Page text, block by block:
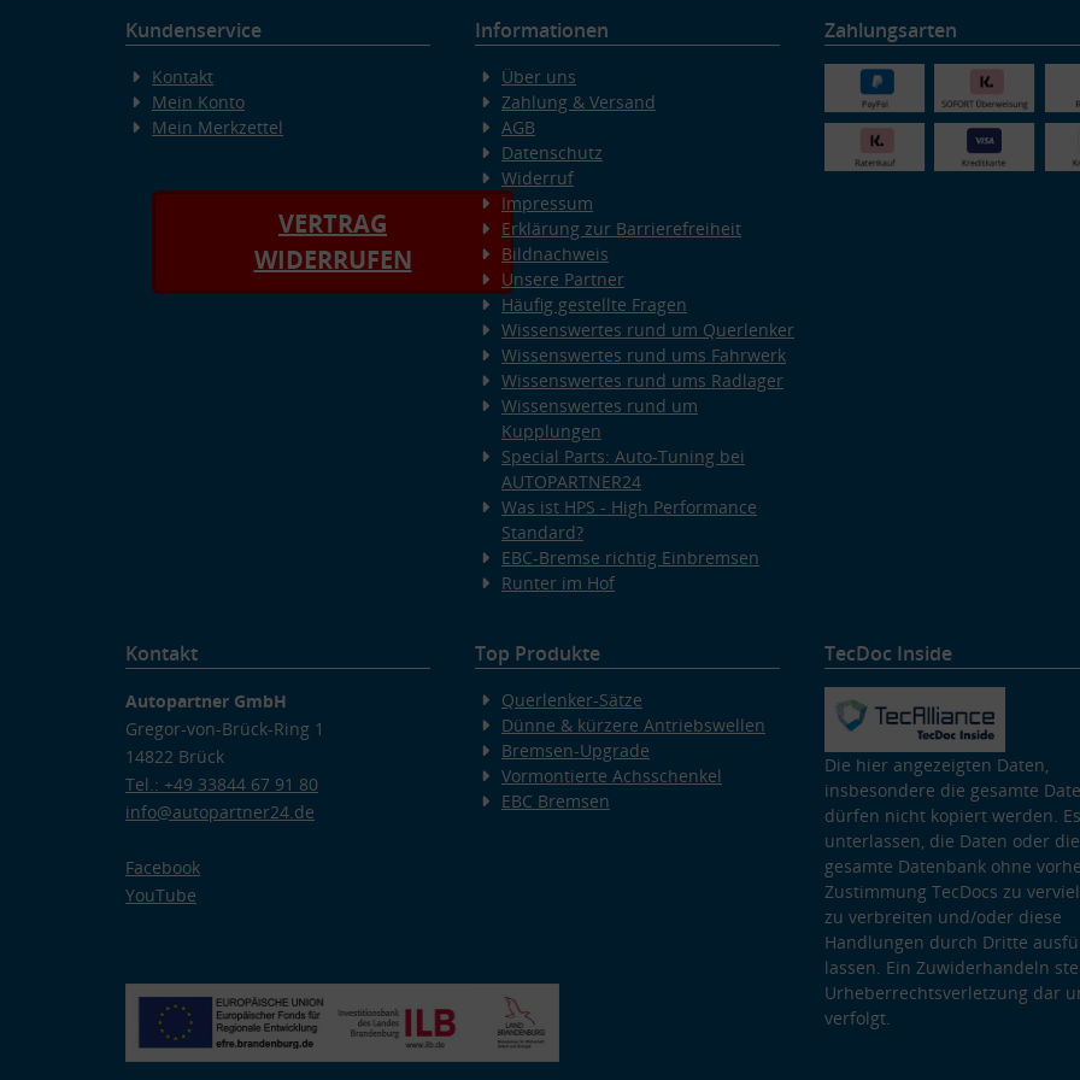
Kundenservice
Kontakt
Mein Konto
Mein Merkzettel
VERTRAG
WIDERRUFEN
Informationen
Über uns
Zahlung & Versand
AGB
Datenschutz
Widerruf
Impressum
Erklärung zur Barrierefreiheit
Bildnachweis
Unsere Partner
Häufig gestellte Fragen
Wissenswertes rund um Querlenker
Wissenswertes rund ums Fahrwerk
Wissenswertes rund ums Radlager
Wissenswertes rund um
Kupplungen
Special Parts: Auto-Tuning bei
AUTOPARTNER24
Was ist HPS - High Performance
Standard?
EBC-Bremse richtig Einbremsen
Runter im Hof
Zahlungsarten
Kontakt
Autopartner GmbH
Gregor-von-Brück-Ring 1
14822 Brück
Tel.: +49 33844 67 91 80
info@autopartner24.de
Facebook
YouTube
Top Produkte
Querlenker-Sätze
Dünne & kürzere Antriebswellen
Bremsen-Upgrade
Vormontierte Achsschenkel
EBC Bremsen
TecDoc Inside
Die hier angezeigten Daten,
insbesondere die gesamte
dürfen nicht kopiert werden.
unterlassen, die Daten oder die
gesamte Datenbank ohne
Zustimmung TecDocs zu
zu verbreiten und/oder diese
Handlungen durch Dritte
lassen. Ein Zuwiderhandeln
Urheberrechtsverletzung dar
verfolgt.